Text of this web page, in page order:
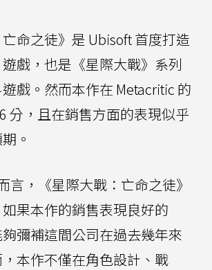
亡命之徒》是 Ubisoft 首度打造
遊戲，也是《星際大戰》系列
戲。然而本作在 Metacritic 的
分，且在銷售方面的表現似乎
。
言，《星際大戰：亡命之徒》
果本作的銷售表現良好的
彌補這間公司在過去幾年來
本作不僅在角色設計、戰